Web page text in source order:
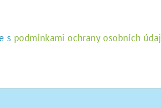
s podmínkami ochrany osobních